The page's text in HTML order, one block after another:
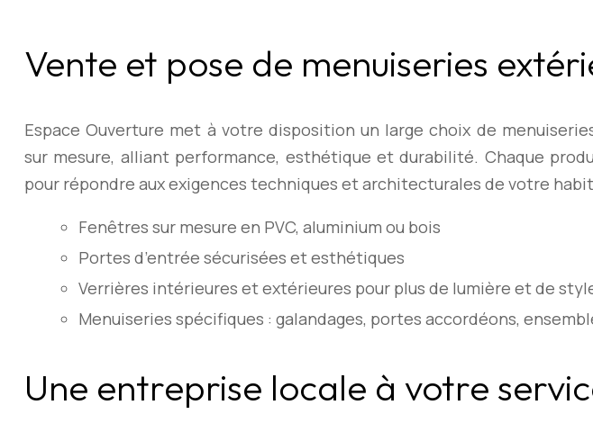
Vente et pose de menuiseries
Espace Ouverture met à votre disposition un large choix de
sur mesure, alliant performance, esthétique et durabilité. Chaque
pour répondre aux exigences techniques et architecturales de votre
Fenêtres sur mesure en PVC, aluminium ou bois
Portes d’entrée sécurisées et esthétiques
Verrières intérieures et extérieures pour plus de lumière et de
Menuiseries spécifiques : galandages, portes accordéons,
Une entreprise locale à votre